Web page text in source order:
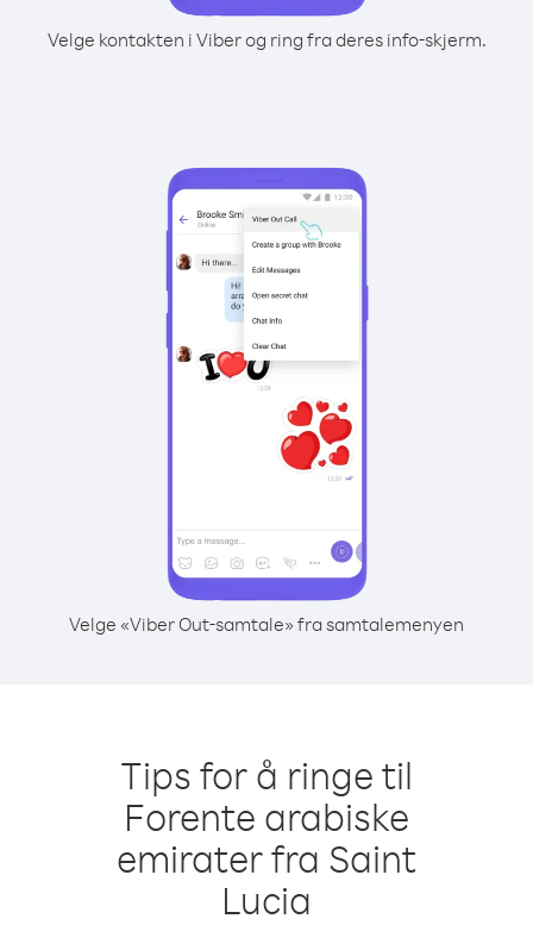
Velge kontakten i Viber og ring fra deres info-skjerm.
Velge «Viber Out-samtale» fra samtalemenyen
Tips for å ringe til
Forente arabiske
emirater fra Saint
Lucia